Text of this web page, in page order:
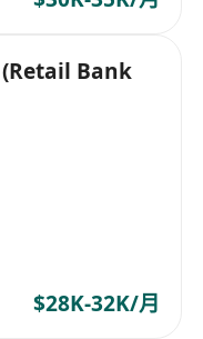
$28K-32K/月